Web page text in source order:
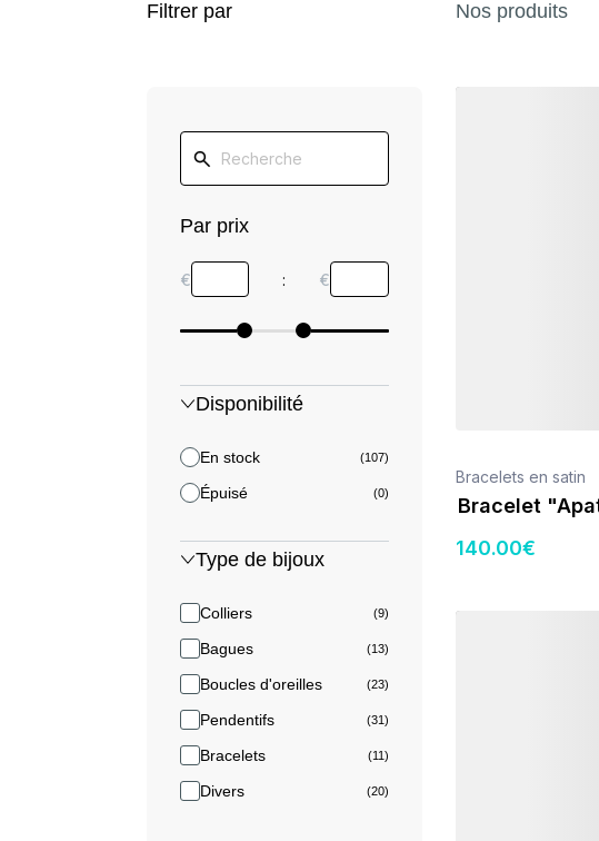
Filtrer par Nos produits
Par prix
€ : €
Disponibilité
En stock (107)
Épuisé (0)
Type de bijoux
Colliers (9)
Bagues (13)
Boucles d'oreilles (23)
Pendentifs (31)
Bracelets (11)
Divers (20)
Bracelets en satin
Bracelet
140.00€